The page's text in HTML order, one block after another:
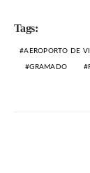
Tags:
AEROPORTO DE
GRAMADO